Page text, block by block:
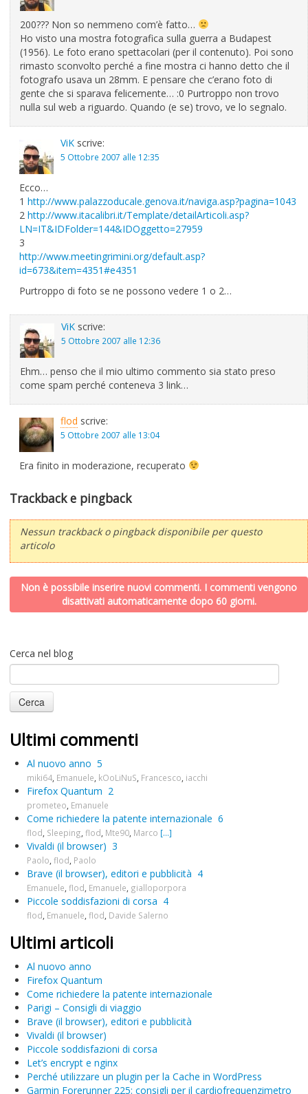
200??? Non so nemmeno com’è fatto…
Ho visto una mostra fotografica sulla guerra a Budapest
(1956). Le foto erano spettacolari (per il contenuto). Poi sono
rimasto sconvolto perché a fine mostra ci hanno detto che il
fotografo usava un 28mm. E pensare che c’erano foto di
gente che si sparava felicemente… :0 Purtroppo non trovo
nulla sul web a riguardo. Quando (e se) trovo, ve lo segnalo.
ViK scrive:
5 Ottobre 2007 alle 12:35
Ecco…
1 http://www.palazzoducale.genova.it/naviga.asp?pagina=1043
2 http://www.itacalibri.it/Template/detailArticoli.asp?
LN=IT&IDFolder=144&IDOggetto=27959
3
http://www.meetingrimini.org/default.asp?
id=673&item=4351#e4351
Purtroppo di foto se ne possono vedere 1 o 2…
ViK scrive:
5 Ottobre 2007 alle 12:36
Ehm… penso che il mio ultimo commento sia stato preso
come spam perché conteneva 3 link…
flod scrive:
5 Ottobre 2007 alle 13:04
Era finito in moderazione, recuperato
Trackback e pingback
Nessun trackback o pingback disponibile per questo
articolo
Non è possibile inserire nuovi commenti. I commenti vengono
disattivati automaticamente dopo 60 giorni.
Cerca nel blog
Ultimi commenti
Al nuovo anno 5
miki64 Emanuele kOoLiNuS Francesco iacchi
Firefox Quantum 2
prometeo Emanuele
Come richiedere la patente internazionale 6
flod Sleeping flod Mte90 Marco [...]
Vivaldi (il browser) 3
Paolo flod Paolo
Brave (il browser), editori e pubblicità 4
Emanuele flod Emanuele gialloporpora
Piccole soddisfazioni di corsa 4
flod Emanuele flod Davide Salerno
Ultimi articoli
Al nuovo anno
Firefox Quantum
Come richiedere la patente internazionale
Parigi – Consigli di viaggio
Brave (il browser), editori e pubblicità
Vivaldi (il browser)
Piccole soddisfazioni di corsa
Let’s encrypt e nginx
Perché utilizzare un plugin per la Cache in WordPress
Garmin Forerunner 225: consigli per il cardiofrequenzimetro